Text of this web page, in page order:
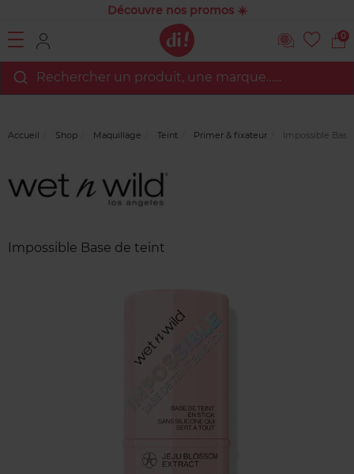
Découvre nos promos ☀️
0
Rechercher un produit, une marque…...
Accueil Shop Maquillage Teint Primer & fixateur Impossible
Impossible Base de teint